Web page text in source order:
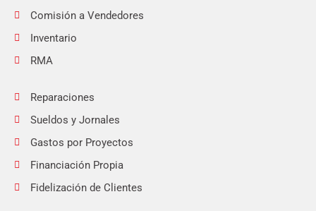
Comisión a Vendedores
Inventario
RMA
Reparaciones
Sueldos y Jornales
Gastos por Proyectos
Financiación Propia
Fidelización de Clientes